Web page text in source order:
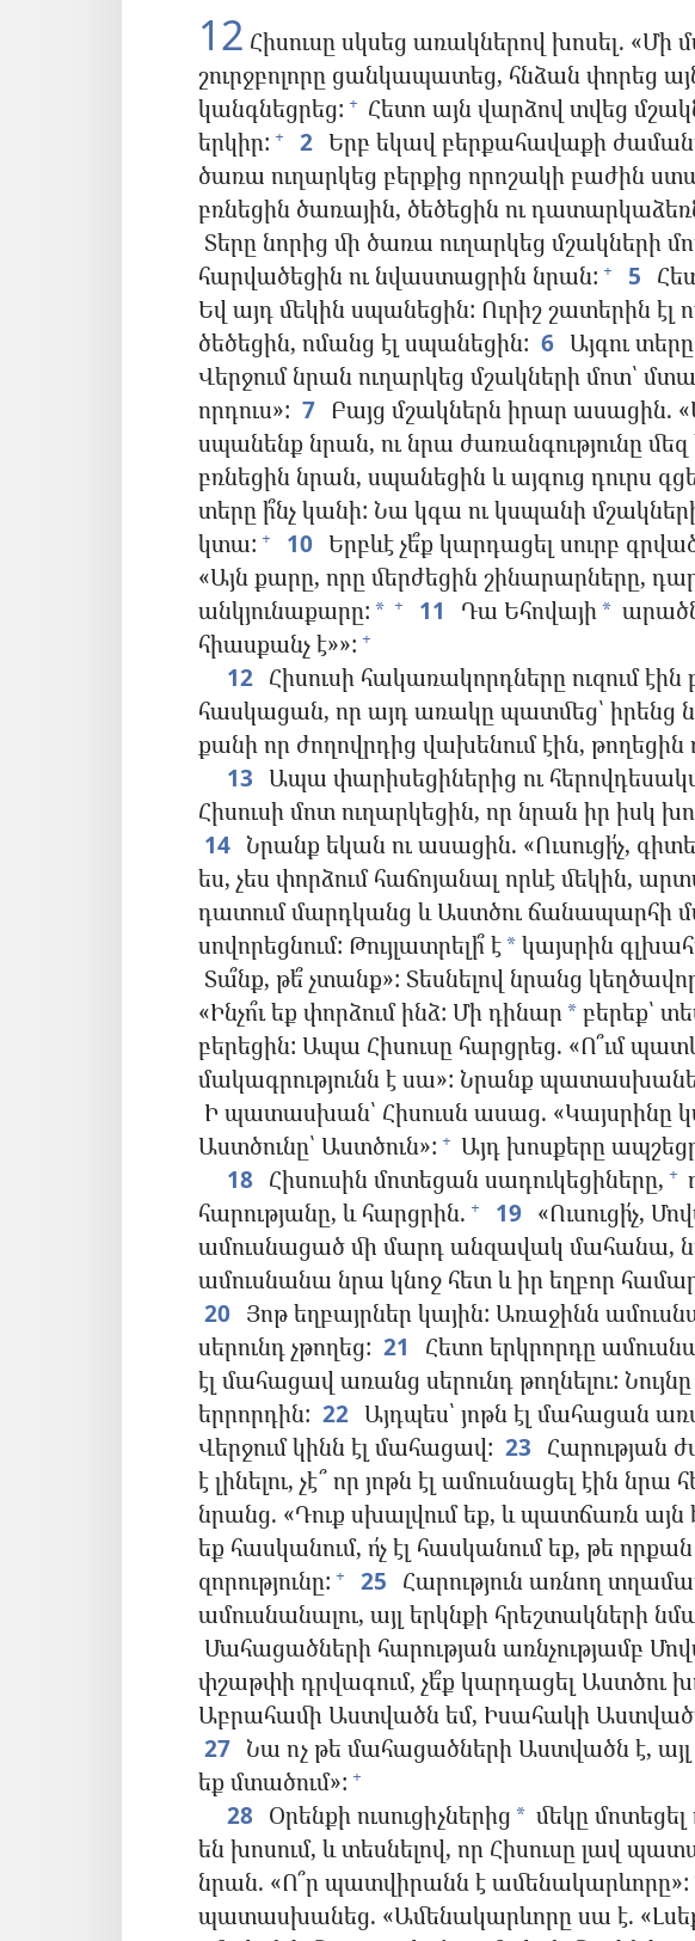
12 Հիսուսը սկսեց առակներով խոսել. «Մի
շուրջբոլորը ցանկապատեց, հնձան փորեց
կանգնեցրեց: + Հետո այն վարձով տվեց
երկիր: + 2 Երբ եկավ բերքահավաքի
ծառա ուղարկեց բերքից որոշակի բաժին
բռնեցին ծառային, ծեծեցին ու
Տերը նորից մի ծառա ուղարկեց մշակների
հարվածեցին ու նվաստացրին նրան: + 5
Եվ այդ մեկին սպանեցին: Ուրիշ շատերին էլ
ծեծեցին, ոմանց էլ սպանեցին: 6 Այգու
Վերջում նրան ուղարկեց մշակների մոտ՝
որդուս»: 7 Բայց մշակներն իրար ասացին.
սպանենք նրան, ու նրա ժառանգությունը
բռնեցին նրան, սպանեցին և այգուց դուրս
տերը ի՞նչ կանի: Նա կգա ու կսպանի
կտա: + 10 Երբևէ չե՞ք կարդացել սուրբ
«Այն քարը, որը մերժեցին շինարարները,
անկյունաքարը: * + 11 Դա Եհովայի*
հիասքանչ է»»: +
12 Հիսուսի հակառակորդները ուզում էին
հասկացան, որ այդ առակը պատմեց՝ իրենց
քանի որ ժողովրդից վախենում էին, թողեցին
13 Ապա փարիսեցիներից ու
Հիսուսի մոտ ուղարկեցին, որ նրան իր իսկ
14 Նրանք եկան ու ասացին. «Ուսուցի՛չ,
ես, չես փորձում հաճոյանալ որևէ մեկին,
դատում մարդկանց և Աստծու ճանապարհի
սովորեցնում: Թույլատրելի՞ է* կայսրին
Տա՞նք, թե՞ չտանք»: Տեսնելով նրանց
«Ինչո՞ւ եք փորձում ինձ: Մի դինար* բերեք՝
բերեցին: Ապա Հիսուսը հարցրեց. «Ո՞ւմ
մակագրությունն է սա»: Նրանք
Ի պատասխան՝ Հիսուսն ասաց. «Կայսրինը
Աստծունը՝ Աստծուն»: + Այդ խոսքերը
18 Հիսուսին մոտեցան սադուկեցիները, +
հարությանը, և հարցրին. + 19 «Ուսուցի՛չ,
ամուսնացած մի մարդ անզավակ մահանա,
ամուսնանա նրա կնոջ հետ և իր եղբոր
20 Յոթ եղբայրներ կային: Առաջինն
սերունդ չթողեց: 21
Հետո երկրորդը
էլ մահացավ առանց սերունդ թողնելու:
երրորդին: 22 Այդպես՝ յոթն էլ մահացան
Վերջում կինն էլ մահացավ: 23 Հարության
է լինելու, չէ՞ որ յոթն էլ ամուսնացել էին նրա
նրանց. «Դուք սխալվում եք, և պատճառն այն
եք հասկանում, ո՛չ էլ հասկանում եք, թե
զորությունը: + 25 Հարություն առնող
ամուսնանալու, այլ երկնքի հրեշտակների
Մահացածների հարության առնչությամբ
փշաթփի դրվագում, չե՞ք կարդացել Աստծու
Աբրահամի Աստվածն եմ, Իսահակի
27 Նա ոչ թե մահացածների Աստվածն է,
եք մտածում»: +
28 Օրենքի ուսուցիչներից * մեկը մոտեցել
են խոսում, և տեսնելով, որ Հիսուսը լավ
նրան. «Ո՞ր պատվիրանն է ամենակարևորը»:
պատասխանեց. «Ամենակարևորը սա է. «Լսեք,